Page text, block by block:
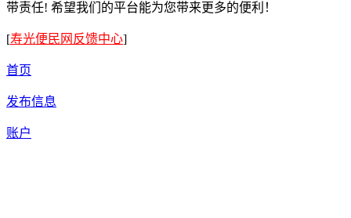
带责任! 希望我们的平台能为您带来更多的便利！
[寿光便民网反馈中心]
首页
发布信息
账户